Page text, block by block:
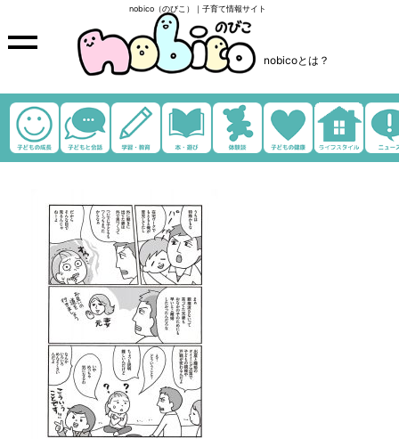
nobico（のびこ）｜子育て情報サイト
nobicoとは？